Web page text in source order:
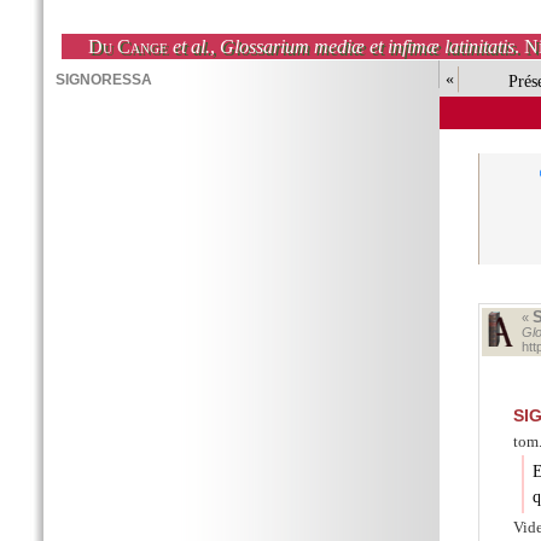
Du Cange et al., Glossarium mediæ et infimæ latinitatis.
«
«